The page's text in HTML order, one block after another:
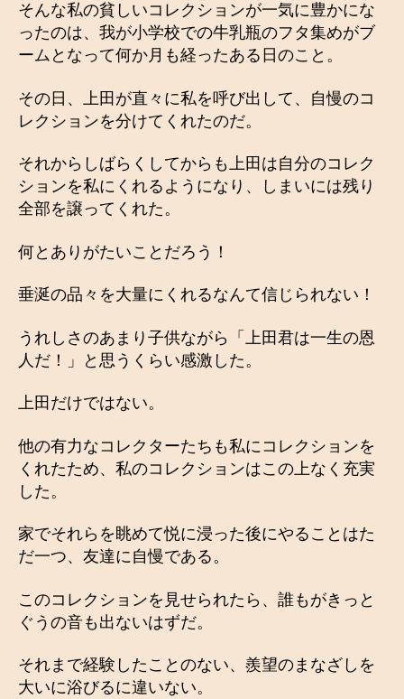
そんな私の貧しいコレクションが一気に豊かにな
ったのは、我が小学校での牛乳瓶のフタ集めがブ
ームとなって何か月も経ったある日のこと。
その日、上田が直々に私を呼び出して、自慢のコ
レクションを分けてくれたのだ。
それからしばらくしてからも上田は自分のコレク
ションを私にくれるようになり、しまいには残り
全部を譲ってくれた。
何とありがたいことだろう！
垂涎の品々を大量にくれるなんて信じられない！
うれしさのあまり子供ながら「上田君は一生の恩
人だ！」と思うくらい感激した。
上田だけではない。
他の有力なコレクターたちも私にコレクションを
くれたため、私のコレクションはこの上なく充実
した。
家でそれらを眺めて悦に浸った後にやることはた
だ一つ、友達に自慢である。
このコレクションを見せられたら、誰もがきっと
ぐうの音も出ないはずだ。
それまで経験したことのない、羨望のまなざしを
大いに浴びるに違いない。